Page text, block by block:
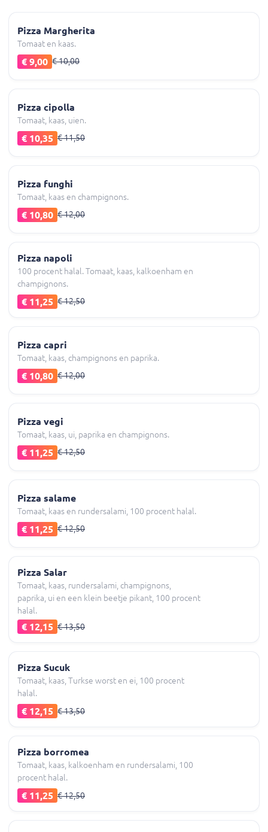
Pizza Margherita
Tomaat en kaas.
€ 9,00 € 10,00
Pizza cipolla
Tomaat, kaas, uien.
€ 10,35 € 11,50
Pizza funghi
Tomaat, kaas en champignons.
€ 10,80 € 12,00
Pizza napoli
100 procent halal. Tomaat, kaas, kalkoenham en
champignons.
€ 11,25 € 12,50
Pizza capri
Tomaat, kaas, champignons en paprika.
€ 10,80 € 12,00
Pizza vegi
Tomaat, kaas, ui, paprika en champignons.
€ 11,25 € 12,50
Pizza salame
Tomaat, kaas en rundersalami, 100 procent halal.
€ 11,25 € 12,50
Pizza Salar
Tomaat, kaas, rundersalami, champignons,
paprika, ui en een klein beetje pikant, 100 procent
halal.
€ 12,15 € 13,50
Pizza Sucuk
Tomaat, kaas, Turkse worst en ei, 100 procent
halal.
€ 12,15 € 13,50
Pizza borromea
Tomaat, kaas, kalkoenham en rundersalami, 100
procent halal.
€ 11,25 € 12,50